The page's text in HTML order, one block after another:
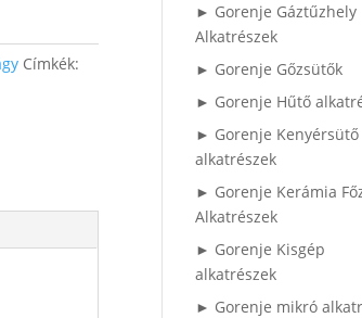
Címkék:
► Gorenje Gáztűzhely
Alkatrészek
► Gorenje Gőzsütők
► Gorenje Hűtő
► Gorenje Kenyérsütő
alkatrészek
► Gorenje Kerámia
Alkatrészek
► Gorenje Kisgép
alkatrészek
► Gorenje mikró